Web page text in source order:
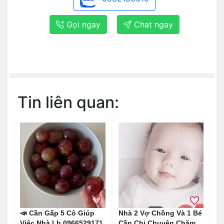
Gọi ngay Chat ngay
Tin liên quan:
📣 Cần Gấp 5 Cô Giúp
Nhà 2 Vợ Chồng Và 1 Bé